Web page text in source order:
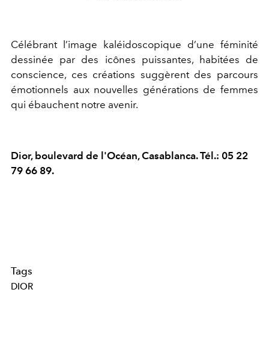
Célébrant l’image kaléidoscopique d’une féminité
dessinée par des icônes puissantes, habitées de
conscience, ces créations suggèrent des parcours
émotionnels aux nouvelles générations de femmes
qui ébauchent notre avenir.
Dior, boulevard de l'Océan, Casablanca. Tél.: 05 22
79 66 89.
Tags
DIOR